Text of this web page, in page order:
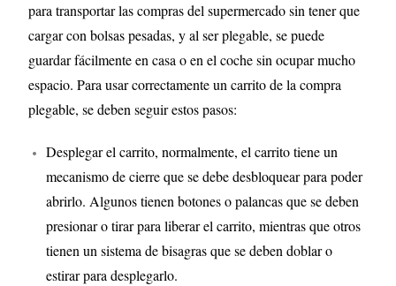
para transportar las compras del supermercado sin tener que
cargar con bolsas pesadas, y al ser plegable, se puede
guardar fácilmente en casa o en el coche sin ocupar mucho
espacio. Para usar correctamente un carrito de la compra
plegable, se deben seguir estos pasos:
Desplegar el carrito, normalmente, el carrito tiene un
mecanismo de cierre que se debe desbloquear para poder
abrirlo. Algunos tienen botones o palancas que se deben
presionar o tirar para liberar el carrito, mientras que otros
tienen un sistema de bisagras que se deben doblar o
estirar para desplegarlo.